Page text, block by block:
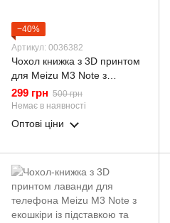
−40%
Артикул: 0036382
Чохол книжка з 3D принтом
для Meizu M3 Note з
екошкіри із підставкою та
магнитом чорна gd2
299 грн 500 грн
Немає в наявності
Оптові ціни